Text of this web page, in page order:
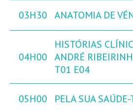
03H30 ANATOMIA DE
04H00
HISTÓRIAS
ANDRÉ
T01 E04
05H00 PELA SUA